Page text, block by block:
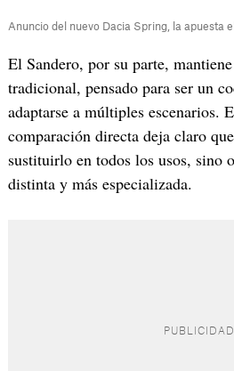
Anuncio del nuevo Dacia Spring, la apuesta
El Sandero, por su parte,
tradicional, pensado para ser un
adaptarse a múltiples escenarios.
comparación directa deja claro
sustituirlo en todos los usos, sino
distinta y más especializada.